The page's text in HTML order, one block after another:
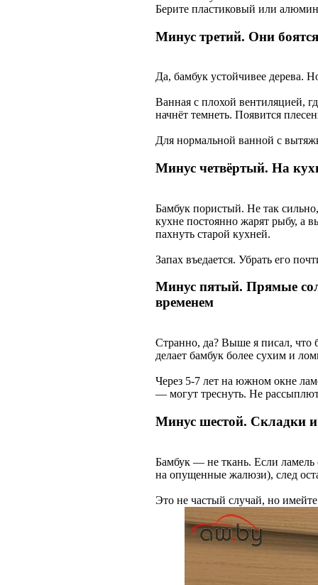
Берите пластиковый или
Минус третий. Они
Да, бамбук устойчивее дерева.
Ванная с плохой вентиляцией,
начнёт темнеть. Появится
Для нормальной ванной с
Минус четвёртый. На
Бамбук пористый. Не так
кухне постоянно жарят рыбу, а
пахнуть старой кухней.
Запах въедается. Убрать его
Минус пятый. Прямые
временем
Странно, да? Выше я писал, что
делает бамбук более сухим и
Через 5-7 лет на южном окне
— могут треснуть. Не
Минус шестой. Складки
Бамбук — не ткань. Если ламель
на опущенные жалюзи), след
Это не частый случай, но